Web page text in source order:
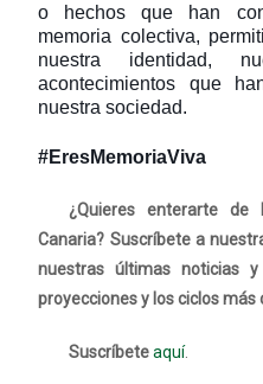
o hechos que han
memoria colectiva,
nuestra identidad,
acontecimientos que
nuestra sociedad.
#EresMemoriaViva
¿Quieres enterarte de
Canaria? Suscríbete a
nuestras últimas noticias
proyecciones y los ciclos más
Suscríbete aquí.